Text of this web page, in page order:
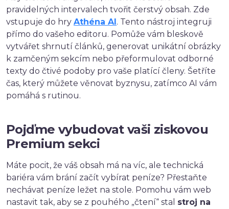
pravidelných intervalech tvořit čerstvý obsah. Zde
vstupuje do hry Athéna AI . Tento nástroj integruji
přímo do vašeho editoru. Pomůže vám bleskově
vytvářet shrnutí článků, generovat unikátní obrázky
k zamčeným sekcím nebo přeformulovat odborné
texty do čtivé podoby pro vaše platící členy. Šetříte
čas, který můžete věnovat byznysu, zatímco AI vám
pomáhá s rutinou.
Pojďme vybudovat vaši ziskovou
Premium sekci
Máte pocit, že váš obsah má na víc, ale technická
bariéra vám brání začít vybírat peníze? Přestaňte
nechávat peníze ležet na stole. Pomohu vám web
nastavit tak, aby se z pouhého „čtení“ stal stroj na